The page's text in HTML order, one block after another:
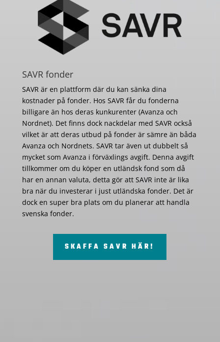
SAVR fonder
SAVR är en plattform där du kan sänka dina
kostnader på fonder. Hos SAVR får du fonderna
billigare än hos deras kunkurenter (Avanza och
Nordnet). Det finns dock nackdelar med SAVR också
vilket är att deras utbud på fonder är sämre än båda
Avanza och Nordnets. SAVR tar även ut dubbelt så
mycket som Avanza i förväxlings avgift. Denna avgift
tillkommer om du köper en utländsk fond som då
har en annan valuta, detta gör att SAVR inte är lika
bra när du investerar i just utländska fonder. Det är
dock en super bra plats om du planerar att handla
svenska fonder.
SKAFFA SAVR HÄR!